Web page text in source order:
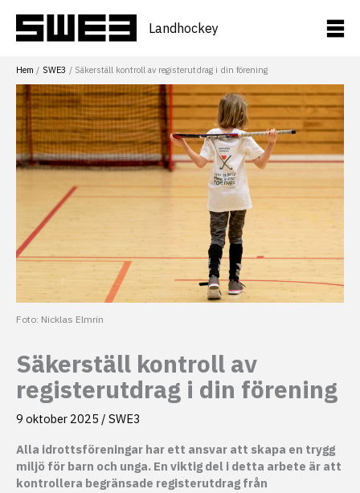
innehåll
Landhockey
Hem SWE3 Säkerställ kontroll av registerutdrag i din förening
Foto: Nicklas Elmrin
Säkerställ kontroll av
registerutdrag i din förening
9 oktober 2025 / SWE3
Alla idrottsföreningar har ett ansvar att skapa en trygg
miljö för barn och unga. En viktig del i detta arbete är att
kontrollera begränsade registerutdrag från